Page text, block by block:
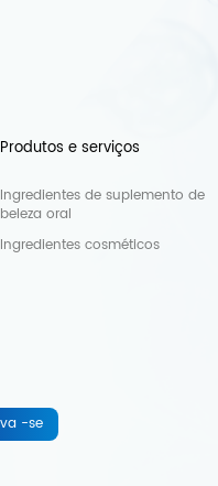
Produtos e serviços
Ingredientes de suplemento de
beleza oral
Ingredientes cosméticos
-se